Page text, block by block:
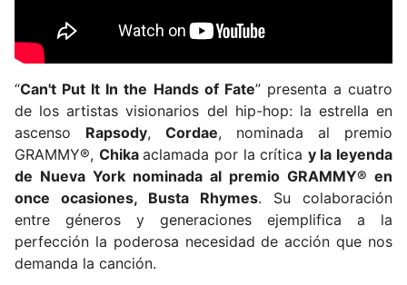
“Can't Put It In the Hands of Fate” presenta a cuatro
de los artistas visionarios del hip-hop: la estrella en
ascenso Rapsody, Cordae, nominada al premio
GRAMMY®, Chikaaclamada por la crítica y la leyenda
de Nueva York nominada al premio GRAMMY® en
once ocasiones, Busta Rhymes. Su colaboración
entre géneros y generaciones ejemplifica a la
perfección la poderosa necesidad de acción que nos
demanda la canción.